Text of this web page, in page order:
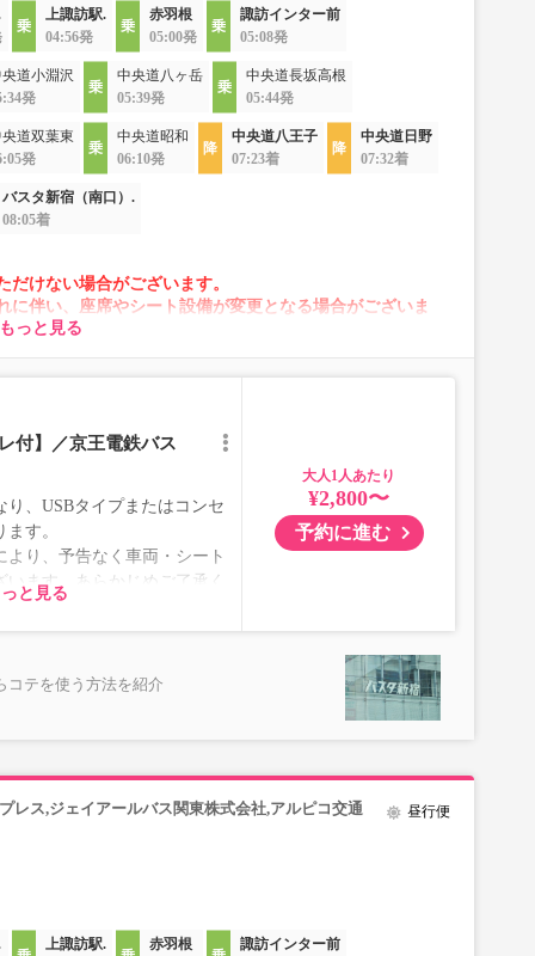
上諏訪駅.
04:56発
赤羽根
05:00発
諏訪インター前
05:08発
道小淵沢
発
中央道八ヶ岳
05:39発
中央道長坂高根
05:44発
道双葉東
発
中央道昭和
06:10発
中央道八王子
07:23着
中央道日野
07:32着
バスタ新宿（南口）.
08:05着
けない場合がございます。
伴い、座席やシート設備が変更となる場合がございま
もっと見る
付】／京王電鉄バス
、USBタイプまたはコンセ
す。
り、予告なく車両・シート
ます。あらかじめご了承く
と見る
大人
¥2,800〜
予約に進む
コテを使う方法を紹介
レス,ジェイアールバス関東株式会社,アルピコ交通 昼行便
上諏訪駅.
赤羽根
諏訪インター前